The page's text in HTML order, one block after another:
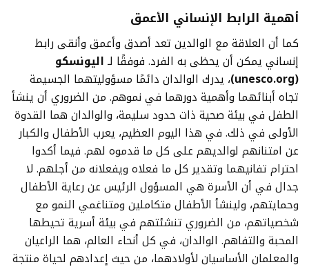
أهمية الرابط الإنساني الأعمق
كما أن العلاقة مع الوالدين تعد أصدق وأعمق وأنقى رابط
إنساني يمكن أن يحظى به الفرد. فوفقًا لـ اليونسكو
(unesco.org)
، يدرك الوالدان دائمًا مسؤوليتهما الجسيمة
تجاه أبنائهما وأهمية دورهما في نموهم. من الضروري أن ينشأ
الطفل في بيئة صحية ذات حدود سليمة، والوالدان هما القدوة
الأولى في ذلك. في هذا اليوم العظيم، يعرب الأطفال والكبار
عن امتنانهم لوالديهم على كل ما قدموه لهم. فيما أكدوا
احترام تفانيهما وتقدير كل ما فعلاه ويفعلانه من أجلهم. لا
جدال في أن الأسرة هي المسؤول الرئيس عن رعاية الأطفال
وحمايتهم، ولينشأ الأطفال متكاملين ومتناغمي النمو مع
شخصياتهم، من الضروري تنشئتهم في بيئة أسرية تحيطها
المحبة والتفاهم. الوالدان، في كل أنحاء العالم، هما الراعيان
والمعلمان الأساسيان لأولادهما، من حيث إعدادهم لحياة منتجة